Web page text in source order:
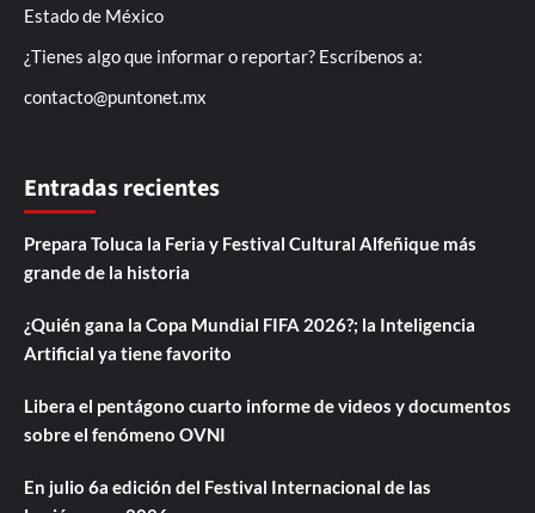
Estado de México
¿Tienes algo que informar o reportar? Escríbenos a:
contacto@puntonet.mx
Entradas recientes
Prepara Toluca la Feria y Festival Cultural Alfeñique más
grande de la historia
¿Quién gana la Copa Mundial FIFA 2026?; la Inteligencia
Artificial ya tiene favorito
Libera el pentágono cuarto informe de videos y documentos
sobre el fenómeno OVNI
En julio 6a edición del Festival Internacional de las